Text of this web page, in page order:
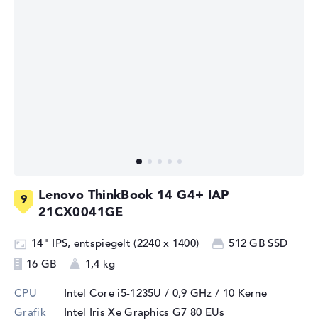
Lenovo ThinkBook 14 G4+ IAP
21CX0041GE
14" IPS, entspiegelt (2240 x 1400)
512 GB SSD
16 GB
1,4 kg
CPU Intel Core i5-1235U / 0,9 GHz / 10 Kerne
Grafik
Intel Iris Xe Graphics G7 80 EUs